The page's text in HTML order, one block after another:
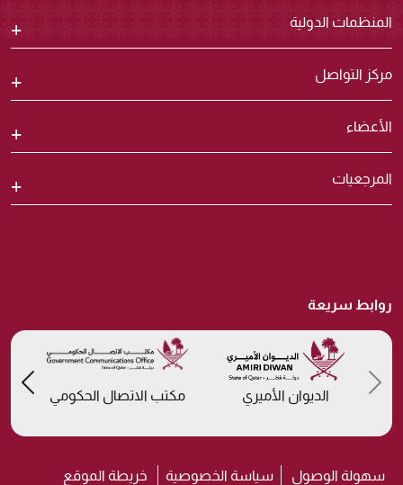
المنظمات الدولية
مركز التواصل
الأعضاء
المرجعيات
روابط سريعة
الديوان الأميري مكتب الاتصال الحكومي
Previous
سهولة الوصول سياسة الخصوصية خريطة الموقع